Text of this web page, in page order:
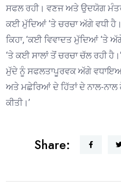
ਸਫਲ ਰਹੀ। ਵਣਜ ਅਤੇ ਉਦਯੋਗ
ਕਈ ਮੁੱਦਿਆਂ ‘ਤੇ ਚਰਚਾ ਅੱਗੇ ਵਧੀ
ਕਿਹਾ, ‘ਕਈ ਵਿਵਾਦਤ ਮੁੱਦਿਆਂ ‘ਤੇ
‘ਤੇ ਕਈ ਸਾਲਾਂ ਤੋਂ ਚਰਚਾ ਚੱਲ ਰਹੀ
ਮੁੱਦੇ ਨੂੰ ਸਫਲਤਾਪੂਰਵਕ ਅੱਗੇ ਵਧਾਇਆ
ਅਤੇ ਮਛੇਰਿਆਂ ਦੇ ਹਿੱਤਾਂ ਦੇ ਨਾਲ-
ਕੀਤੀ।’
Share: